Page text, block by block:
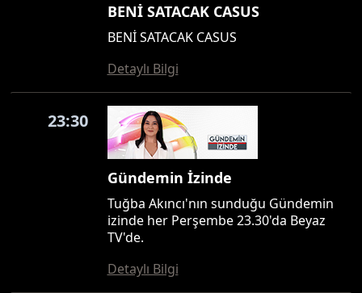
BENİ SATACAK CASUS
BENİ SATACAK CASUS
Detaylı Bilgi
23:30
Gündemin İzinde
Tuğba Akıncı'nın sunduğu Gündemin
izinde her Perşembe 23.30'da Beyaz
TV'de.
Detaylı Bilgi